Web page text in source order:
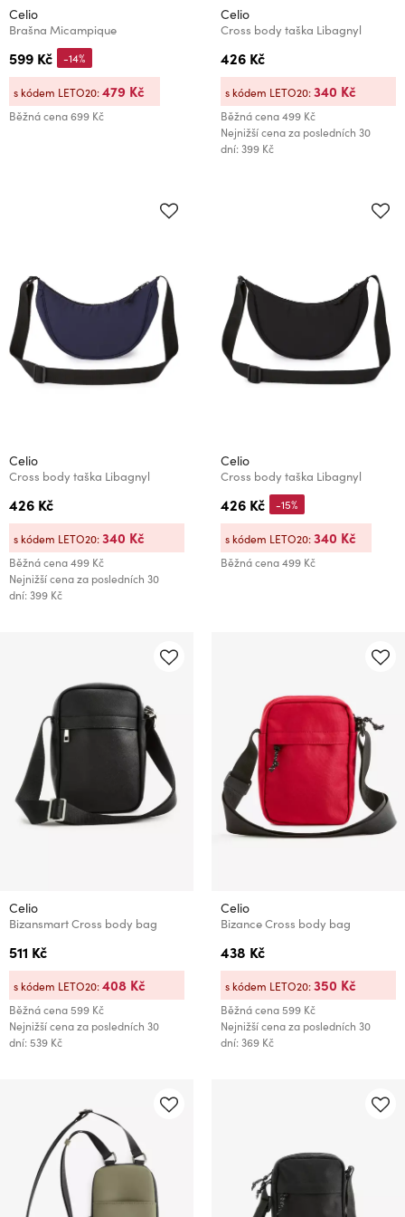
Celio
Brašna Micampique
599 Kč
Běžná cena699 Kč
-14%
s kódem LETO20:479 Kč
Celio
Cross body taška Libagnyl
426 Kč
Běžná cena499 Kč
Nejnižší cena za posledních 30
dní: 399 Kč
s kódem LETO20:340 Kč
Celio
Cross body taška Libagnyl
426 Kč
Běžná cena499 Kč
Nejnižší cena za posledních 30
dní: 399 Kč
s kódem LETO20:340 Kč
Celio
Cross body taška Libagnyl
426 Kč
Běžná cena499 Kč
-15%
s kódem LETO20:340 Kč
Celio
Bizansmart Cross body bag
511 Kč
Běžná cena599 Kč
Nejnižší cena za posledních 30
dní: 539 Kč
s kódem LETO20:408 Kč
Celio
Bizance Cross body bag
438 Kč
Běžná cena599 Kč
Nejnižší cena za posledních 30
dní: 369 Kč
s kódem LETO20:350 Kč